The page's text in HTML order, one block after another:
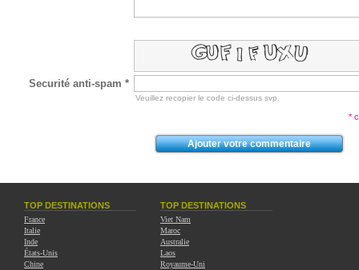
Securité anti-spam *
Veuillez recopier le code ci-dessus svp.
*
TOP DESTINATIONS
France
Italie
Inde
États-Unis
Chine
TOP DESTINATIONS
Viet Nam
Maroc
Australie
Laos
Royaume-Uni